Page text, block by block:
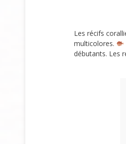
Les récifs
multicolores.
débutants. Les